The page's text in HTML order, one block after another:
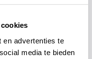
en advertenties te
media te bieden